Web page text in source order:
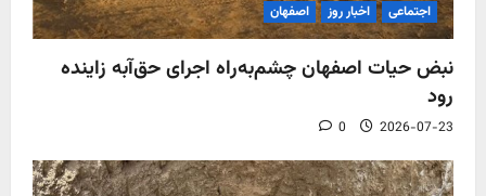
اجتماعی اخبار روز اصفهان
نبض حیات اصفهان چشم‌به‌راه اجرای حق‌آبه زاینده
رود
2026-07-23